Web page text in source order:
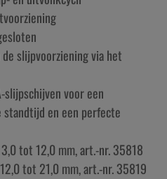
slijpvoorziening via het
slijpschijven voor een
en een perfecte
tot 12,0 mm, art.-nr. 35818
tot 21,0 mm, art.-nr. 35819